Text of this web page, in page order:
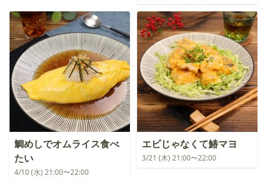
鯛めしでオムライス食べ
たい
4/10 (水) 21:00〜22:00
エビじゃなくて鰆マヨ
3/21 (木) 21:00〜22:00